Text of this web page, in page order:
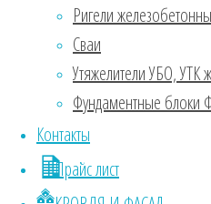
Ригели
Сваи
Утяжелители УБО, УТК
Фундаментные блоки
Контакты
Прайс лист
Изделия
изделия